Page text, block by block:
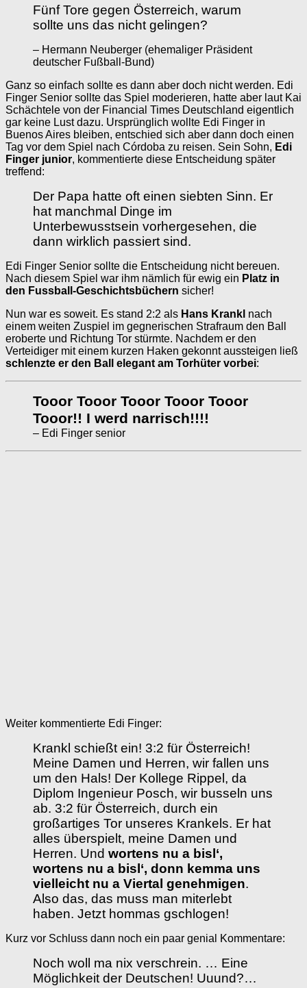
Fünf Tore gegen Österreich, warum
sollte uns das nicht gelingen?
– Hermann Neuberger (ehemaliger Präsident
deutscher Fußball-Bund)
Ganz so einfach sollte es dann aber doch nicht werden. Edi
Finger Senior sollte das Spiel moderieren, hatte aber laut Kai
Schächtele von der Financial Times Deutschland eigentlich
gar keine Lust dazu. Ursprünglich wollte Edi Finger in
Buenos Aires bleiben, entschied sich aber dann doch einen
Tag vor dem Spiel nach Córdoba zu reisen. Sein Sohn, Edi
Finger junior, kommentierte diese Entscheidung später
treffend:
Der Papa hatte oft einen siebten Sinn. Er
hat manchmal Dinge im
Unterbewusstsein vorhergesehen, die
dann wirklich passiert sind.
Edi Finger Senior sollte die Entscheidung nicht bereuen.
Nach diesem Spiel war ihm nämlich für ewig ein Platz in
den Fussball-Geschichtsbüchern sicher!
Nun war es soweit. Es stand 2:2 als Hans Krankl nach
einem weiten Zuspiel im gegnerischen Strafraum den Ball
eroberte und Richtung Tor stürmte. Nachdem er den
Verteidiger mit einem kurzen Haken gekonnt aussteigen ließ
schlenzte er den Ball elegant am Torhüter vorbei:
Tooor Tooor Tooor Tooor Tooor
Tooor!! I werd narrisch!!!!
– Edi Finger senior
Weiter kommentierte Edi Finger:
Krankl schießt ein! 3:2 für Österreich!
Meine Damen und Herren, wir fallen uns
um den Hals! Der Kollege Rippel, da
Diplom Ingenieur Posch, wir busseln uns
ab. 3:2 für Österreich, durch ein
großartiges Tor unseres Krankels. Er hat
alles überspielt, meine Damen und
Herren. Und wortens nu a bisl‘,
wortens nu a bisl‘, donn kemma uns
vielleicht nu a Viertal genehmigen.
Also das, das muss man miterlebt
haben. Jetzt hommas gschlogen!
Kurz vor Schluss dann noch ein paar genial Kommentare:
Noch woll ma nix verschrein. … Eine
Möglichkeit der Deutschen! Uuund?…